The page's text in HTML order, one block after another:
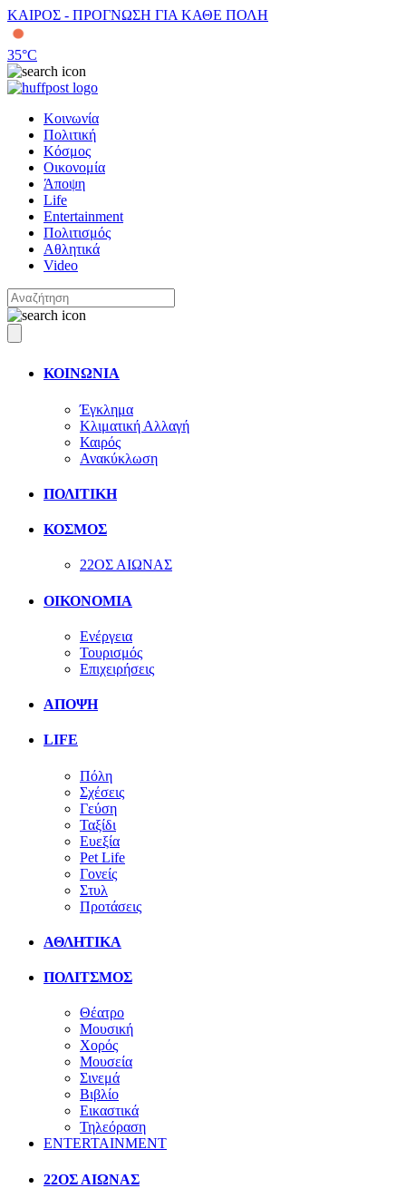
ΚΑΙΡΟΣ - ΠΡΟΓΝΩΣΗ ΓΙΑ ΚΑΘΕ ΠΟΛΗ
35°C
Κοινωνία
Πολιτική
Κόσμος
Οικονομία
Άποψη
Life
Entertainment
Πολιτισμός
Αθλητικά
Video
ΚΟΙΝΩΝΙΑ
Έγκλημα
Κλιματική Αλλαγή
Καιρός
Ανακύκλωση
ΠΟΛΙΤΙΚΗ
ΚΟΣΜΟΣ
22ΟΣ ΑΙΩΝΑΣ
ΟΙΚΟΝΟΜΙΑ
Ενέργεια
Τουρισμός
Επιχειρήσεις
ΑΠΟΨΗ
LIFE
Πόλη
Σχέσεις
Γεύση
Ταξίδι
Ευεξία
Pet Life
Γονείς
Στυλ
Προτάσεις
ΑΘΛΗΤΙΚΑ
ΠΟΛΙΤΣΜΟΣ
Θέατρο
Μουσική
Χορός
Μουσεία
Σινεμά
Βιβλίο
Εικαστικά
Τηλεόραση
ENTERTAINMENT
22ΟΣ ΑΙΩΝΑΣ